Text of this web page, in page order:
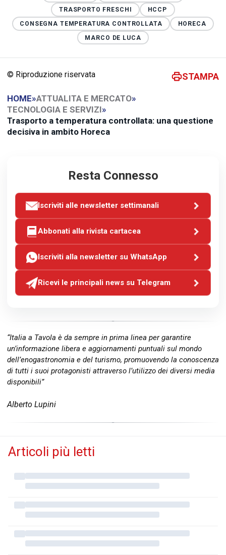
TRASPORTO FRESCHI
HCCP
CONSEGNA TEMPERATURA CONTROLLATA
HORECA
MARCO DE LUCA
© Riproduzione riservata STAMPA
HOME»ATTUALITA E MERCATO»
TECNOLOGIA E SERVIZI»
Trasporto a temperatura controllata: una questione
decisiva in ambito Horeca
Resta Connesso
Iscriviti alle newsletter settimanali
Abbonati alla rivista cartacea
Iscriviti alla newsletter su WhatsApp
Ricevi le principali news su Telegram
“Italia a Tavola è da sempre in prima linea per garantire
un’informazione libera e aggiornamenti puntuali sul mondo
dell’enogastronomia e del turismo, promuovendo la conoscenza
di tutti i suoi protagonisti attraverso l’utilizzo dei diversi media
disponibili”
Alberto Lupini
Articoli più letti